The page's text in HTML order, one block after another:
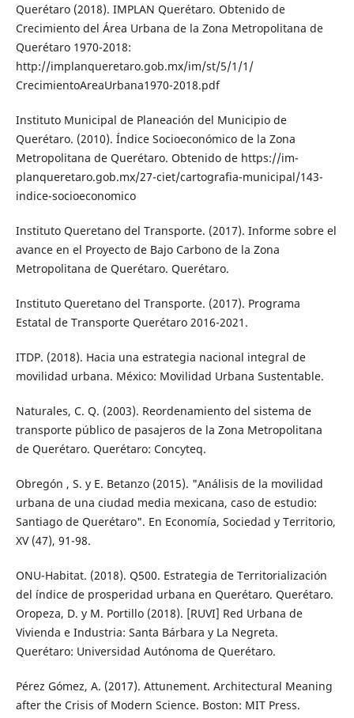
Querétaro (2018). IMPLAN Querétaro. Obtenido de
Crecimiento del Área Urbana de la Zona Metropolitana de
Querétaro 1970-2018:
http://implanqueretaro.gob.mx/im/st/5/1/1/
CrecimientoAreaUrba­na1970-2018.pdf
Instituto Municipal de Planeación del Mu­nicipio de
Querétaro. (2010). Índice Socioeconómico de la Zona
Metropolitana de Querétaro. Obtenido de https://im­
planqueretaro.gob.mx/27-ciet/cartogra­fia-municipal/143-
indice-socioeconomico
Instituto Queretano del Transporte. (2017). In­forme sobre el
avance en el Proyecto de Bajo Carbono de la Zona
Metropolitana de Querétaro. Querétaro.
Instituto Queretano del Transporte. (2017). Programa
Estatal de Transporte Querétaro 2016-2021.
ITDP. (2018). Hacia una estrategia nacional integral de
movilidad urbana. México: Movilidad Urbana Sustentable.
Naturales, C. Q. (2003). Reordenamiento del sistema de
transporte público de pasaje­ros de la Zona Metropolitana
de Queréta­ro. Querétaro: Concyteq.
Obregón , S. y E. Betanzo (2015). "Análisis de la movilidad
urbana de una ciudad media mexicana, caso de estudio:
Santiago de Querétaro". En Economía, Sociedad y Terri­torio,
XV (47), 91-98.
ONU-Habitat. (2018). Q500. Estrategia de Te­rritorialización
del índice de prosperidad urbana en Querétaro. Querétaro.
Oropeza, D. y M. Portillo (2018). [RUVI] Red Urbana de
Vivienda e Industria: Santa Bárbara y La Negreta.
Querétaro: Univer­sidad Autónoma de Querétaro.
Pérez Gómez, A. (2017). Attunement. Architec­tural Meaning
after the Crisis of Modern Science. Boston: MIT Press.